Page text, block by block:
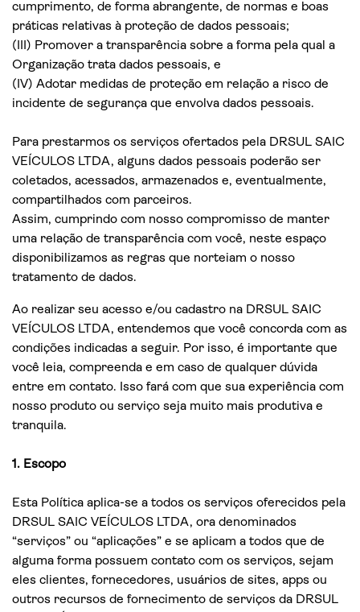
cumprimento, de forma abrangente, de normas e boas
práticas relativas à proteção de dados pessoais;
(III) Promover a transparência sobre a forma pela qual a
Organização trata dados pessoais, e
(IV) Adotar medidas de proteção em relação a risco de
incidente de segurança que envolva dados pessoais.
Para prestarmos os serviços ofertados pela DRSUL SAIC
VEÍCULOS LTDA, alguns dados pessoais poderão ser
coletados, acessados, armazenados e, eventualmente,
compartilhados com parceiros.
Assim, cumprindo com nosso compromisso de manter
uma relação de transparência com você, neste espaço
disponibilizamos as regras que norteiam o nosso
tratamento de dados.
Ao realizar seu acesso e/ou cadastro na DRSUL SAIC
VEÍCULOS LTDA, entendemos que você concorda com as
condições indicadas a seguir. Por isso, é importante que
você leia, compreenda e em caso de qualquer dúvida
entre em contato. Isso fará com que sua experiência com
nosso produto ou serviço seja muito mais produtiva e
tranquila.
1. Escopo
Esta Política aplica-se a todos os serviços oferecidos pela
DRSUL SAIC VEÍCULOS LTDA, ora denominados
“serviços” ou “aplicações” e se aplicam a todos que de
alguma forma possuem contato com os serviços, sejam
eles clientes, fornecedores, usuários de sites, apps ou
outros recursos de fornecimento de serviços da DRSUL